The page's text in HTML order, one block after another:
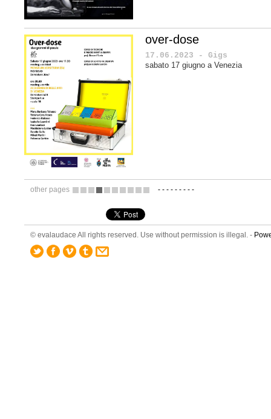
over-dose
17.06.2023 - Gigs
sabato 17 giugno a Venezia
other pages - - - - - - - - -
© evalaudace All rights reserved. Use without permission is illegal. -